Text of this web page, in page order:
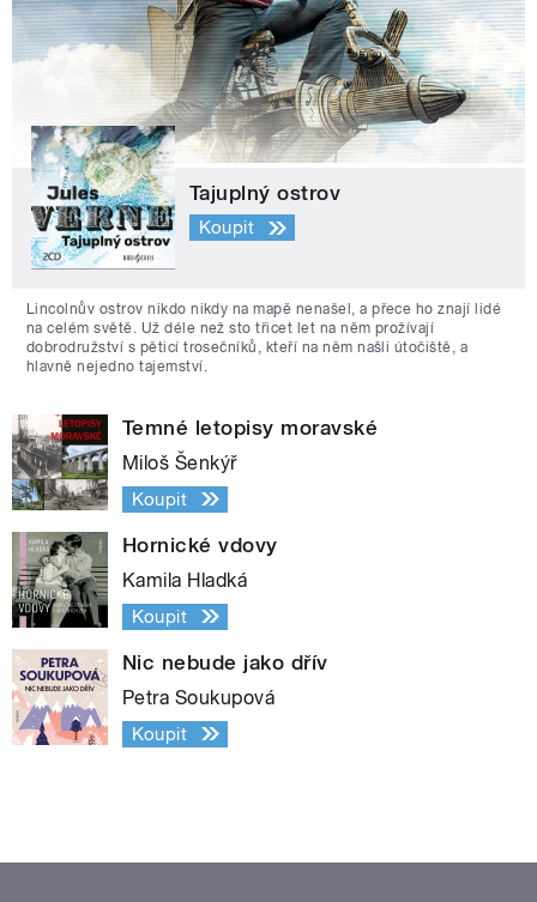
Tajuplný ostrov
Koupit
Lincolnův ostrov nikdo nikdy na mapě nenašel, a přece ho znají lidé
na celém světě. Už déle než sto třicet let na něm prožívají
dobrodružství s pěticí trosečníků, kteří na něm našli útočiště, a
hlavně nejedno tajemství.
Temné letopisy moravské
Miloš Šenkýř
Koupit
Hornické vdovy
Kamila Hladká
Koupit
Nic nebude jako dřív
Petra Soukupová
Koupit